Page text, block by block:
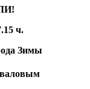
ч.
Зимы